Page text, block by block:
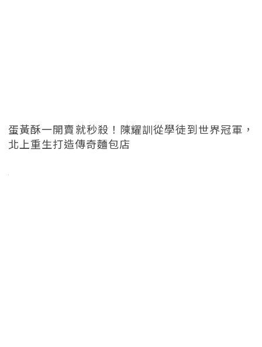
蛋黃酥一開賣就秒殺！陳耀訓從學徒到世界冠軍，
北上重生打造傳奇麵包店